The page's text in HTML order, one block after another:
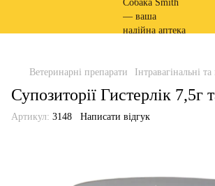
Ветеринарні препарати Інтравагінальні та
Супозиторії Гистерлік 7,5г
Артикул: 3148 Написати відгук